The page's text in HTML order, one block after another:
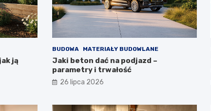
ją
BUDOWA MATERIAŁY BUDOWLANE
Jaki beton dać na podjazd –
parametry i trwałość
26 lipca 2026